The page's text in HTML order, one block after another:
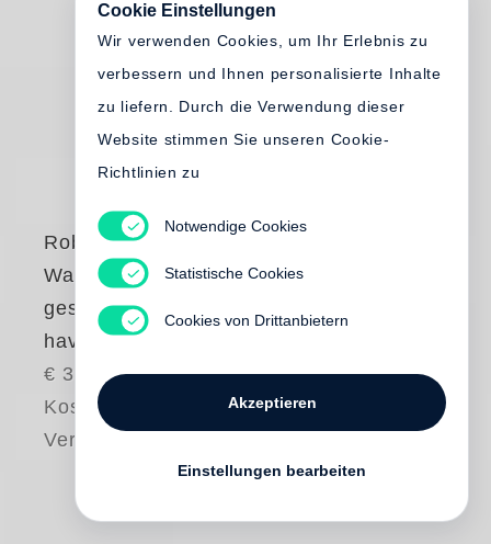
Robert Frank
Was haben wir
gesehen / What we
have seen
€ 35.00
Kostenloser
Versand
Cookie Einstellungen
Wir verwenden Cookies, um Ihr Erlebnis zu
verbessern und Ihnen personalisierte Inhalte
zu liefern. Durch die Verwendung dieser
Website stimmen Sie unseren Cookie-
Richtlinien zu
Notwendige Cookies
Statistische Cookies
Cookies von Drittanbietern
Akzeptieren
Einstellungen bearbeiten